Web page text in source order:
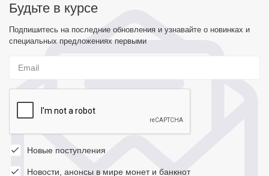
Будьте в курсе
Подпишитесь на последние обновления и узнавайте о новинках и
специальных предложениях первыми
Новые поступления
Новости, анонсы в мире монет и банкнот